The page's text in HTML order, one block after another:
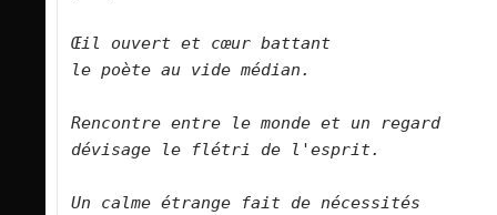
Œil ouvert et cœur battant
le poète au vide médian.
Rencontre entre le monde et un regard
dévisage le flétri de l'esprit.
Un calme étrange fait de nécessités